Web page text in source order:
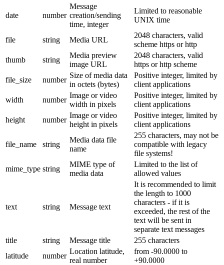
date number
Message
creation/sending
time, integer
Limited to reasonable
UNIX time
file string Media URL
2048 characters, valid
scheme https or http
thumb
string
Media preview
image URL
2048 characters, valid
https or http scheme
file_size
number
Size of media data
in octets (bytes)
Positive integer, limited by
client applications
width
number
Image or video
width in pixels
Positive integer, limited by
client applications
height
number
Image or video
height in pixels
Positive integer, limited by
client applications
file_name string
Media data file
name
255 characters, may not be
compatible with legacy
file systems!
mime_type string
MIME type of
media data
Limited to the list of
allowed values
text string Message text
It is recommended to limit
the length to 1000
characters - if it is
exceeded, the rest of the
text will be sent in
separate text messages
title
string Message title
255 characters
latitude
number
Location latitude,
real number
from -90.0000 to
+90.0000